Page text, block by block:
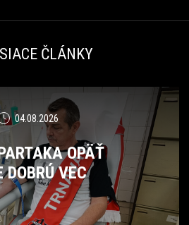
ČLÁNKY
04.08.2026
OPÄŤ
VEC